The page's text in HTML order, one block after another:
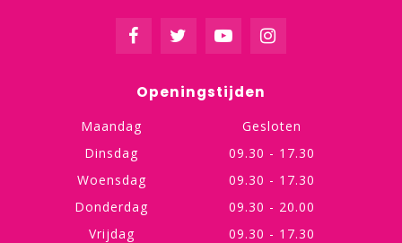
Openingstijden
Maandag
Gesloten
Dinsdag
09.30 - 17.30
Woensdag
09.30 - 17.30
Donderdag
09.30 - 20.00
Vrijdag
09.30 - 17.30